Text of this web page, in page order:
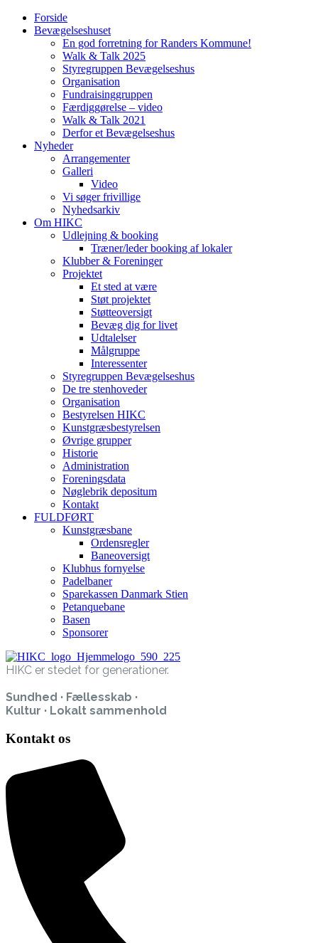
Forside
Bevægelseshuset
En god forretning for Randers Kommune!
Walk & Talk 2025
Styregruppen Bevægelseshus
Organisation
Fundraisinggruppen
Færdiggørelse – video
Walk & Talk 2021
Derfor et Bevægelseshus
Nyheder
Arrangementer
Galleri
Video
Vi søger frivillige
Nyhedsarkiv
Om HIKC
Udlejning & booking
Træner/leder booking af lokaler
Klubber & Foreninger
Projektet
Et sted at være
Støt projektet
Støtteoversigt
Bevæg dig for livet
Udtalelser
Målgruppe
Interessenter
Styregruppen Bevægelseshus
De tre stenhoveder
Organisation
Bestyrelsen HIKC
Kunstgræsbestyrelsen
Øvrige grupper
Historie
Administration
Foreningsdata
Nøglebrik depositum
Kontakt
FULDFØRT
Kunstgræsbane
Ordensregler
Baneoversigt
Klubhus fornyelse
Padelbaner
Sparekassen Danmark Stien
Petanquebane
Basen
Sponsorer
HIKC er stedet for generationer.
Sundhed · Fællesskab ·
Kultur · Lokalt sammenhold
Kontakt os